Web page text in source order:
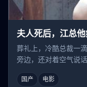
夫人死后，江总
葬礼上，冷酷总裁一
旁边，还对着空气说话
国产 电影